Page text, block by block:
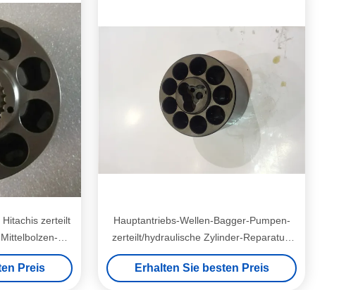
zerteilt
Preis
Hauptantriebs-Wellen-Bagger-Pumpen-
zerteilt/hydraulische Zylinder-Reparatur-
Sets 16 x 46 Zähne
Erhalten Sie besten Preis